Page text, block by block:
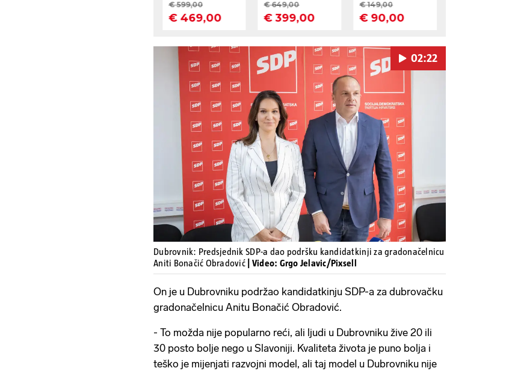
Pokretanje videa...
02:22
Dubrovnik: Predsjednik SDP-a dao podršku kandidatkinji za gradonačelnicu
Aniti Bonačić Obradović
| Video: Grgo Jelavic/Pixsell
On je u Dubrovniku podržao kandidatkinju SDP-a za dubrovačku
gradonačelnicu Anitu Bonačić Obradović.
- To možda nije popularno reći, ali ljudi u Dubrovniku žive 20 ili
30 posto bolje nego u Slavoniji. Kvaliteta života je puno bolja i
teško je mijenjati razvojni model, ali taj model u Dubrovniku nije